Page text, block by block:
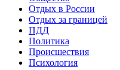
Отдых в России
Отдых за границей
ПДД
Политика
Происшествия
Психология